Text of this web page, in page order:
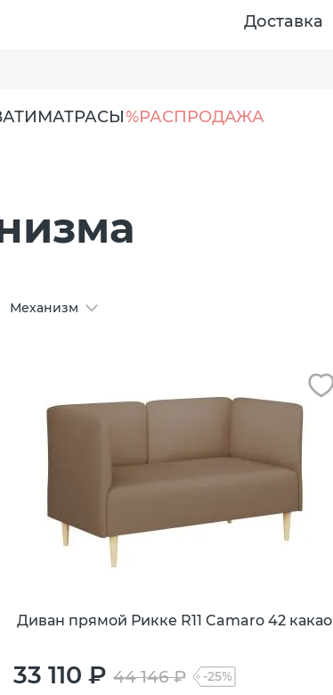
Доставка
МАТРАСЫ%РАСПРОДАЖА
Механизм
Диван прямой Рикке R11 Camaro 42 какао
33 110 ₽ 44 146 ₽ -25%